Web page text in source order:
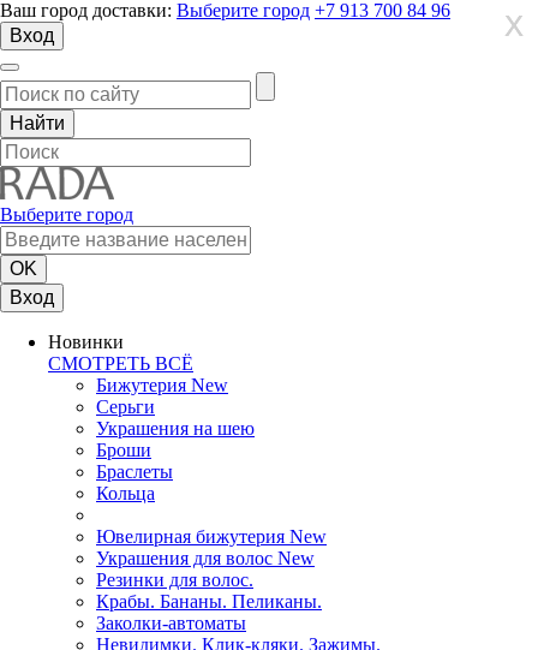
Ваш город доставки: Выберите город +7 913 700 84 96
Вход
Выберите город
Вход
Новинки
СМОТРЕТЬ ВСЁ
Бижутерия New
Серьги
Украшения на шею
Броши
Браслеты
Кольца
Ювелирная бижутерия New
Украшения для волос New
Резинки для волос.
Крабы. Бананы. Пеликаны.
Заколки-автоматы
Невидимки. Клик-кляки. Зажимы.
X
X
X